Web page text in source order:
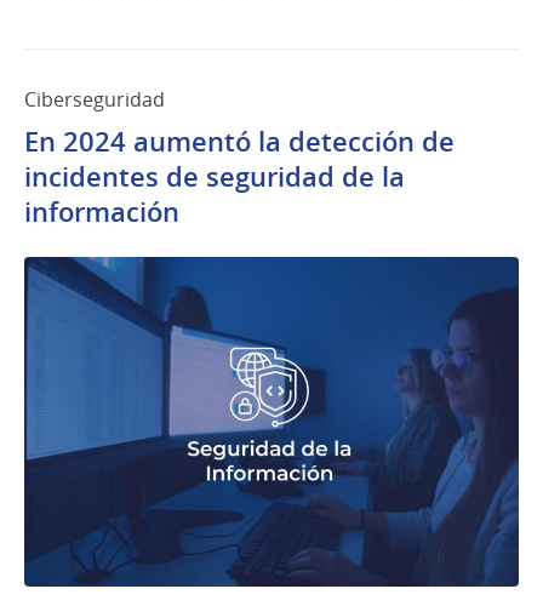
Ciberseguridad
En 2024 aumentó la detección de
incidentes de seguridad de la
información